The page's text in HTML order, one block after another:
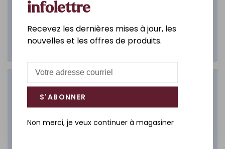
Salle de bain
infolettre
Recevez les dernières mises à jour, les
nouvelles et les offres de produits.
S'ABONNER
Non merci, je veux continuer à magasiner